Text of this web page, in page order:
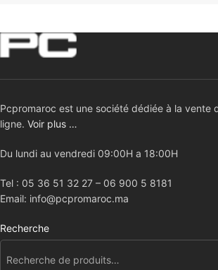
Pcpromaroc est une société dédiée à la vente
ligne. Voir plus …
Du lundi au vendredi 09:00H a 18:00H
Tel : 05 36 51 32 27 – 06 900 5 8181
Email: info@pcpromaroc.ma
Recherche